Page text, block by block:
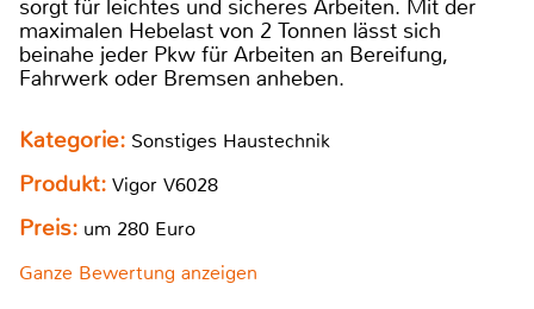
sorgt für leichtes und sicheres Arbeiten. Mit der
maximalen Hebelast von 2 Tonnen lässt sich
beinahe jeder Pkw für Arbeiten an Bereifung,
Fahrwerk oder Bremsen anheben.
Kategorie: Sonstiges Haustechnik
Produkt: Vigor V6028
Preis: um 280 Euro
Ganze Bewertung anzeigen